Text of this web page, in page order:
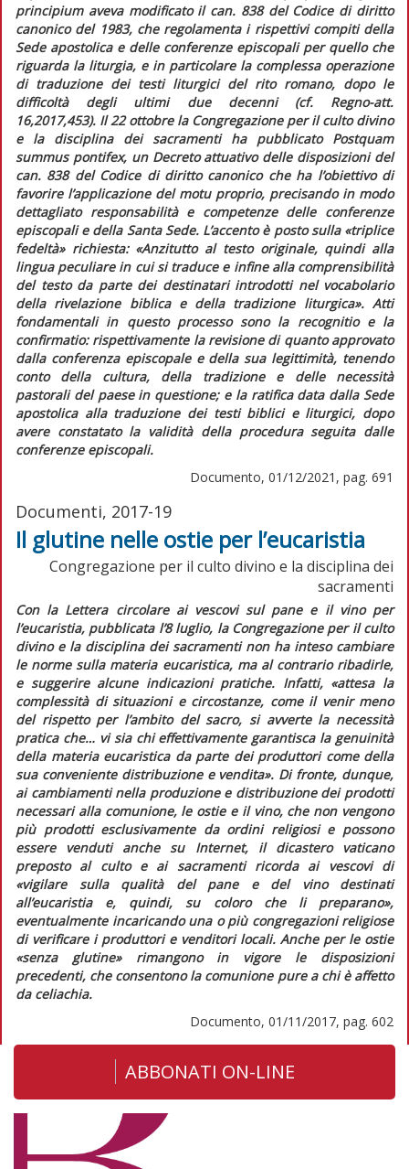
principiumaveva modificato il can. 838 del Codice di diritto
canonicodel 1983, che regolamenta i rispettivi compiti della
Sede apostolica e delle conferenze episcopali per quello che
riguarda la liturgia, e in particolare la complessa operazione
di traduzione dei testi liturgici del rito romano, dopo le
difficoltà degli ultimi due decenni (cf. Regno-att.
16,2017,453). Il 22 ottobre la Congregazione per il culto divino
e la disciplina dei sacramenti ha pubblicato Postquam
summus pontifex, unDecreto attuativo delle disposizioni del
can. 838 del Codice di diritto canonico che ha l’obiettivo di
favorire l’applicazione del motu proprio, precisando in modo
dettagliato responsabilità e competenze delle conferenze
episcopali e della Santa Sede. L’accento è posto sulla «triplice
fedeltà» richiesta: «Anzitutto al testo originale, quindi alla
lingua peculiare in cui si traduce e infine alla comprensibilità
del testo da parte dei destinatari introdotti nel vocabolario
della rivelazione biblica e della tradizione liturgica».Atti
fondamentali in questo processo sono la recognitioe la
confirmatio: rispettivamente la revisione di quanto approvato
dalla conferenza episcopale e della sua legittimità, tenendo
conto della cultura, della tradizione e delle necessità
pastorali del paese in questione; e la ratifica data dalla Sede
apostolica alla traduzione dei testi biblici e liturgici, dopo
avere constatato la validità della procedura seguita dalle
conferenze episcopali.
Documento, 01/12/2021, pag. 691
Documenti, 2017-19
Il glutine nelle ostie per l’eucaristia
Congregazione per il culto divino e la disciplina dei
sacramenti
Con la Lettera circolare ai vescovi sul pane e il vino per
l’eucaristia, pubblicata l’8 luglio, la Congregazione per il culto
divino e la disciplina dei sacramenti non ha inteso cambiare
le norme sulla materia eucaristica, ma al contrario ribadirle,
e suggerire alcune indicazioni pratiche. Infatti, «attesa la
complessità di situazioni e circostanze, come il venir meno
del rispetto per l’ambito del sacro, si avverte la necessità
pratica che… vi sia chi effettivamente garantisca la genuinità
della materia eucaristica da parte dei produttori come della
sua conveniente distribuzione e vendita». Di fronte, dunque,
ai cambiamenti nella produzione e distribuzione dei prodotti
necessari alla comunione, le ostie e il vino, che non vengono
più prodotti esclusivamente da ordini religiosi e possono
essere venduti anche su Internet, il dicastero vaticano
preposto al culto e ai sacramenti ricorda ai vescovi di
«vigilare sulla qualità del pane e del vino destinati
all’eucaristia e, quindi, su coloro che li preparano»,
eventualmente incaricando una o più congregazioni religiose
di verificare i produttori e venditori locali. Anche per le ostie
«senza glutine» rimangono in vigore le disposizioni
precedenti, che consentono la comunione pure a chi è affetto
da celiachia.
Documento, 01/11/2017, pag. 602
ABBONATI ON-LINE